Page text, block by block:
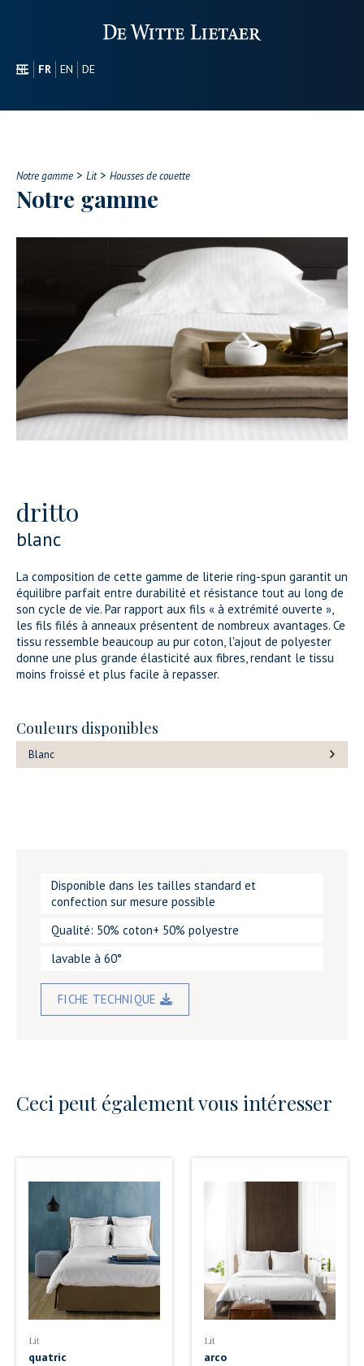
NL FR EN
DE
NOTRE GAMME
CONTACT
Notre gamme > Lit> Housses de couette
Notre gamme
dritto
blanc
La composition de cette gamme de literie ring-spun garantit un
équilibre parfait entre durabilité et résistance tout au long de
son cycle de vie. Par rapport aux fils « à extrémité ouverte »,
les fils filés à anneaux présentent de nombreux avantages. Ce
tissu ressemble beaucoup au pur coton, l'ajout de polyester
donne une plus grande élasticité aux fibres, rendant le tissu
moins froissé et plus facile à repasser.
Couleurs disponibles
Blanc
Disponible dans les tailles standard et
confection sur mesure possible
Qualité: 50% coton+ 50% polyestre
lavable à 60°
FICHE TECHNIQUE
Ceci peut également vous intéresser
Lit
quatric
Lit
arco